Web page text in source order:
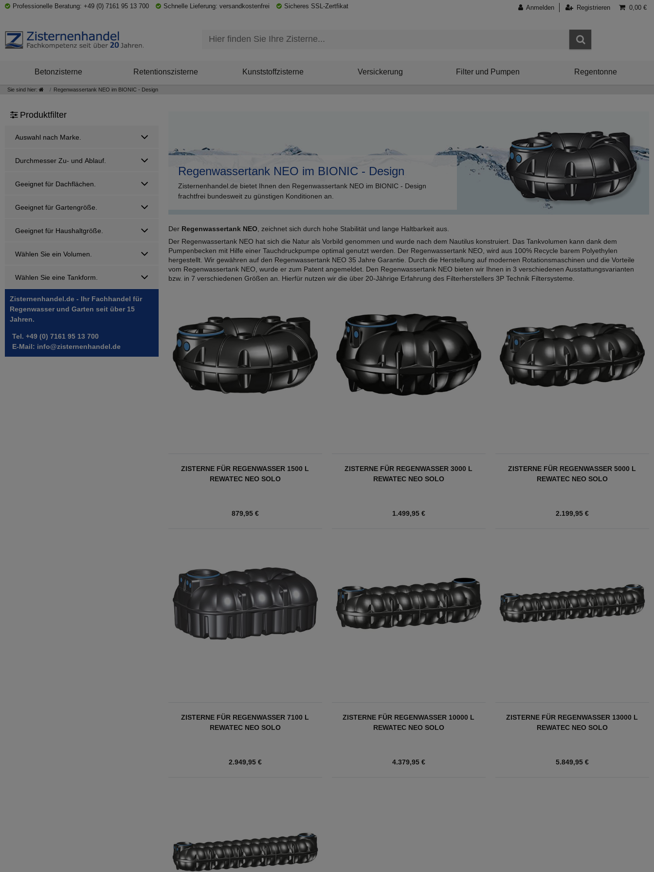
Professionelle Beratung: +49 (0) 7161 95 13 700 Schnelle Lieferung: versandkostenfrei Sicheres SSL-Zertfikat Anmelden Registrieren 0,00 €
Betonzisterne Retentionszisterne Kunststoffzisterne Versickerung Filter und Pumpen Regentonne
Sie sind hier: Regenwassertank NEO im BIONIC - Design
Produktfilter
Auswahl nach Marke.
Durchmesser Zu- und Ablauf.
Geeignet für Dachflächen.
Geeignet für Gartengröße.
Geeignet für Haushaltgröße.
Wählen Sie ein Volumen.
Wählen Sie eine Tankform.
Zisternenhandel.de - Ihr Fachhandel für
Regenwasser und Garten seit über 15
Jahren.
Tel. +49 (0) 7161 95 13 700
E-Mail: info@zisternenhandel.de
Regenwassertank NEO im BIONIC - Design
Zisternenhandel.de bietet Ihnen den Regenwassertank NEO im BIONIC - Design
frachtfrei bundesweit zu günstigen Konditionen an.
Der Regenwassertank NEO, zeichnet sich durch hohe Stabilität und lange Haltbarkeit aus.
Der Regenwassertank NEO hat sich die Natur als Vorbild genommen und wurde nach dem Nautilus konstruiert. Das Tankvolumen kann dank dem
Pumpenbecken mit Hilfe einer Tauchdruckpumpe optimal genutzt werden. Der Regenwassertank NEO, wird aus 100% Recycle barem Polyethylen
hergestellt. Wir gewähren auf den Regenwassertank NEO 35 Jahre Garantie. Durch die Herstellung auf modernen Rotationsmaschinen und die Vorteile
vom Regenwassertank NEO, wurde er zum Patent angemeldet. Den Regenwassertank NEO bieten wir Ihnen in 3 verschiedenen Ausstattungsvarianten
bzw. in 7 verschiedenen Größen an. Hierfür nutzen wir die über 20-Jährige Erfahrung des Filterherstellers 3P Technik Filtersysteme.
ZISTERNE FÜR REGENWASSER 1500 L
REWATEC NEO SOLO
879,95 €
ZISTERNE FÜR REGENWASSER 3000 L
REWATEC NEO SOLO
1.499,95 €
ZISTERNE FÜR REGENWASSER 5000 L
REWATEC NEO SOLO
2.199,95 €
ZISTERNE FÜR REGENWASSER 7100 L
REWATEC NEO SOLO
2.949,95 €
ZISTERNE FÜR REGENWASSER 10000 L
REWATEC NEO SOLO
4.379,95 €
ZISTERNE FÜR REGENWASSER 13000 L
REWATEC NEO SOLO
5.849,95 €